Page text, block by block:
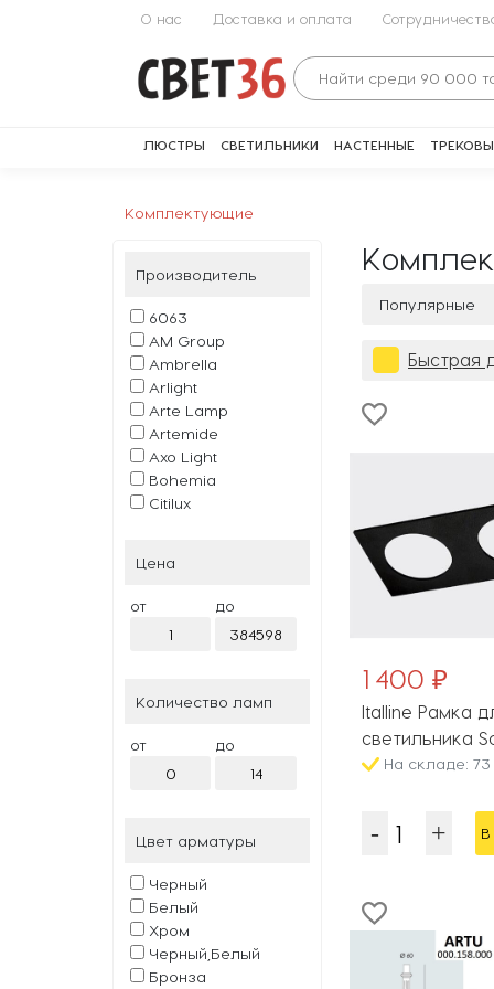
О нас Доставка и оплата
ЛЮСТРЫ СВЕТИЛЬНИКИ НАСТЕННЫЕ
Комплектующие
Производитель
6063
AM Group
Ambrella
Arlight
Arte Lamp
Artemide
Axo Light
Bohemia
Citilux
Crystal Lux
DeLight Collection
DeMarkt
Donel
Elektrostandard
Fabbian
Feron
Freya
Fumagalli
Цена
от до
Количество ламп
от до
Цвет арматуры
Черный
Белый
Хром
Черный,Белый
Бронза
Популярные
Быстрая
1 400 ₽
Italline Рамка
светильника
black
На складе: 73
В